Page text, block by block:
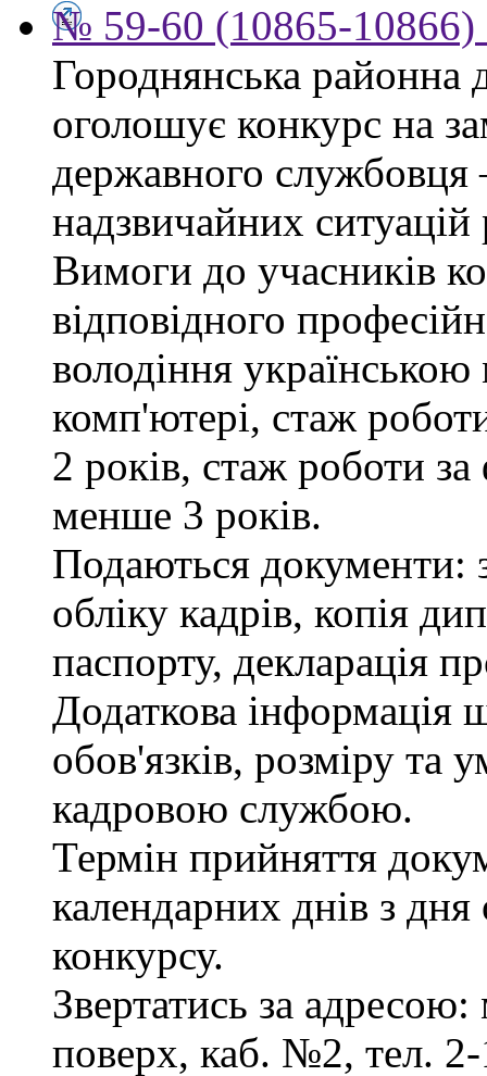
№ 59-60 (10865-10866)
Городнянська районна
оголошує конкурс на
державного службовця
надзвичайних ситуацій
Вимоги до учасників
відповідного
володіння
комп'ютері, стаж
2 років, стаж роботи
менше 3 років.
Подаються документи:
обліку кадрів, копія
паспорту, декларація
Додаткова інформація
обов'язків, розміру та
кадровою службою.
Термін прийняття
календарних днів з
конкурсу.
Звертатись за
поверх, каб. №2, тел.